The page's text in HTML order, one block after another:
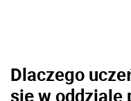
Dlaczego
się w oddziale